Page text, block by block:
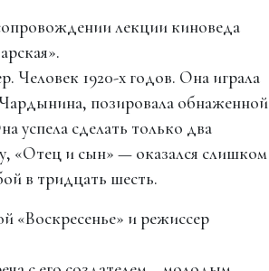
лекции киноведа
Человек 1920-х годов. Она играла
позировала обнаженной
успела сделать только два
«Отец и сын» — оказался слишком
в тридцать шесть.
«Воскресенье» и режиссер